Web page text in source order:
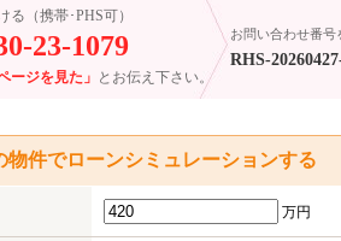
る（携帯･PHS可）
23-1079
ージを見た」 とお伝え下さい。
お問い合わせ番
RHS-
物件でローンシミュレーションする
万円